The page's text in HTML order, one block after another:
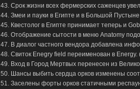
43. Срок жизни всех фермерских саженцев
44. Змеи и пауки в Египте и в Большой
45. Квестолог в Египте принимает теперь и
46. Отображение сытости в меню Anatomy
47. В диалог частного вендора добавлена
48. Свиток Enegry field переименован в
49. Вход в Город Мертвых перенесен из
50. Шансы выбить сердца орков изменены
51. Заселены форты орков статичными